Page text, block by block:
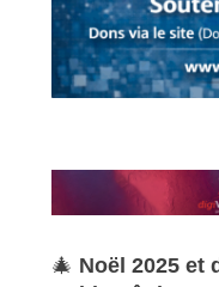
🎄 Noël 2025 et